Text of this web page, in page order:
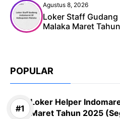
Agustus 8, 2026
Loker Staff
Malaka Maret
POPULAR
Loker Helper
Maret Tahun 2025